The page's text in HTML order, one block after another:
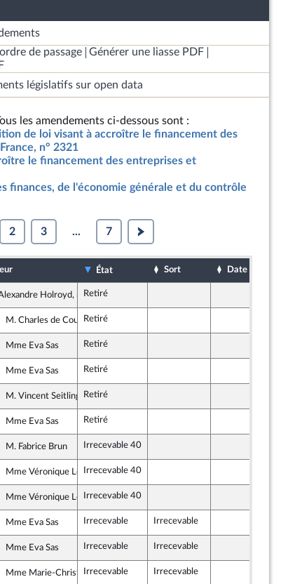
de passage
Générer une liasse PDF
législatifs sur open data
les amendements ci-dessous sont :
de loi visant à accroître le financement des
n° 2321
le financement des entreprises et
finances, de l'économie générale et du contrôle
2 3 ... 7
État Sort Date d'examen
Holroyd, rapporteur
Retiré
Indépendants, Outre-mer et Territoires
M. Charles de CoursonRetiré
- NUPES
Mme Eva Sas Retiré
- NUPES
Mme Eva Sas Retiré
Républicains
M. Vincent SeitlingerRetiré
- NUPES
Mme Eva Sas Retiré
Républicains
M. Fabrice Brun Irrecevable 40
Républicains
Mme Véronique LouwagieIrrecevable 40
Républicains
Mme Véronique LouwagieIrrecevable 40
- NUPES
Mme Eva Sas Irrecevable Irrecevable
- NUPES
Mme Eva Sas Irrecevable Irrecevable
Républicains
Mme Marie-Christine Dalloz
Irrecevable Irrecevable